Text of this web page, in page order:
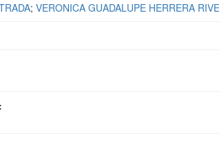
; VERONICA GUADALUPE HERRERA